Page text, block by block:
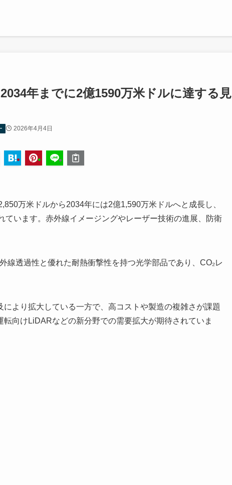
年までに2億1590万米ドルに達する見
2026年4月4日
万米ドルから2034年には2億1,590万米ドルへと成長し、
います。赤外線イメージングやレーザー技術の進展、防衛
線透過性と優れた耐熱衝撃性を持つ光学部品であり、CO₂レ
より拡大している一方で、高コストや製造の複雑さが課題
向けLiDARなどの新分野での需要拡大が期待されていま